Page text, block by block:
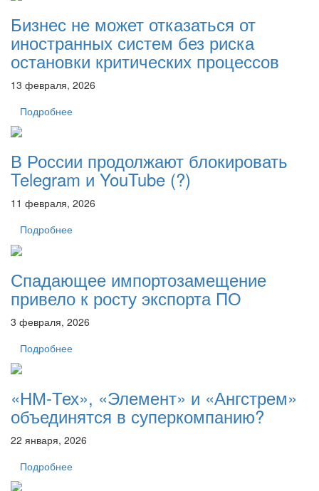
Бизнес не может отказаться от
иностранных систем без риска
остановки критических процессов
13 февраля, 2026
Подробнее
В России продолжают блокировать
Telegram и YouTube (?)
11 февраля, 2026
Подробнее
Спадающее импортозамещение
привело к росту экспорта ПО
3 февраля, 2026
Подробнее
«НМ-Тех», «Элемент» и «Ангстрем»
объединятся в суперкомпанию?
22 января, 2026
Подробнее